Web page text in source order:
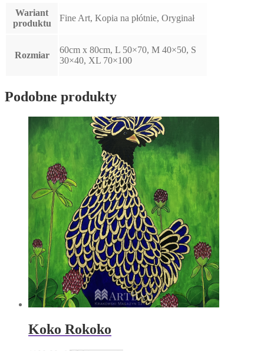
Wariant
produktu
Fine Art, Kopia na płótnie, Oryginał
Rozmiar
60cm x 80cm, L 50×70, M 40×50, S
30×40, XL 70×100
Podobne produkty
Koko Rokoko